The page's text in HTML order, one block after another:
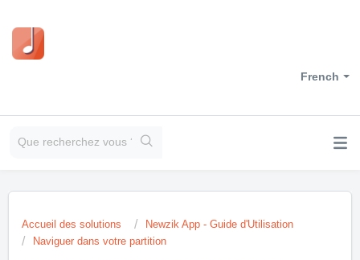
French
Accueil des solutions
Newzik App - Guide d'Utilisation
Naviguer dans votre partition